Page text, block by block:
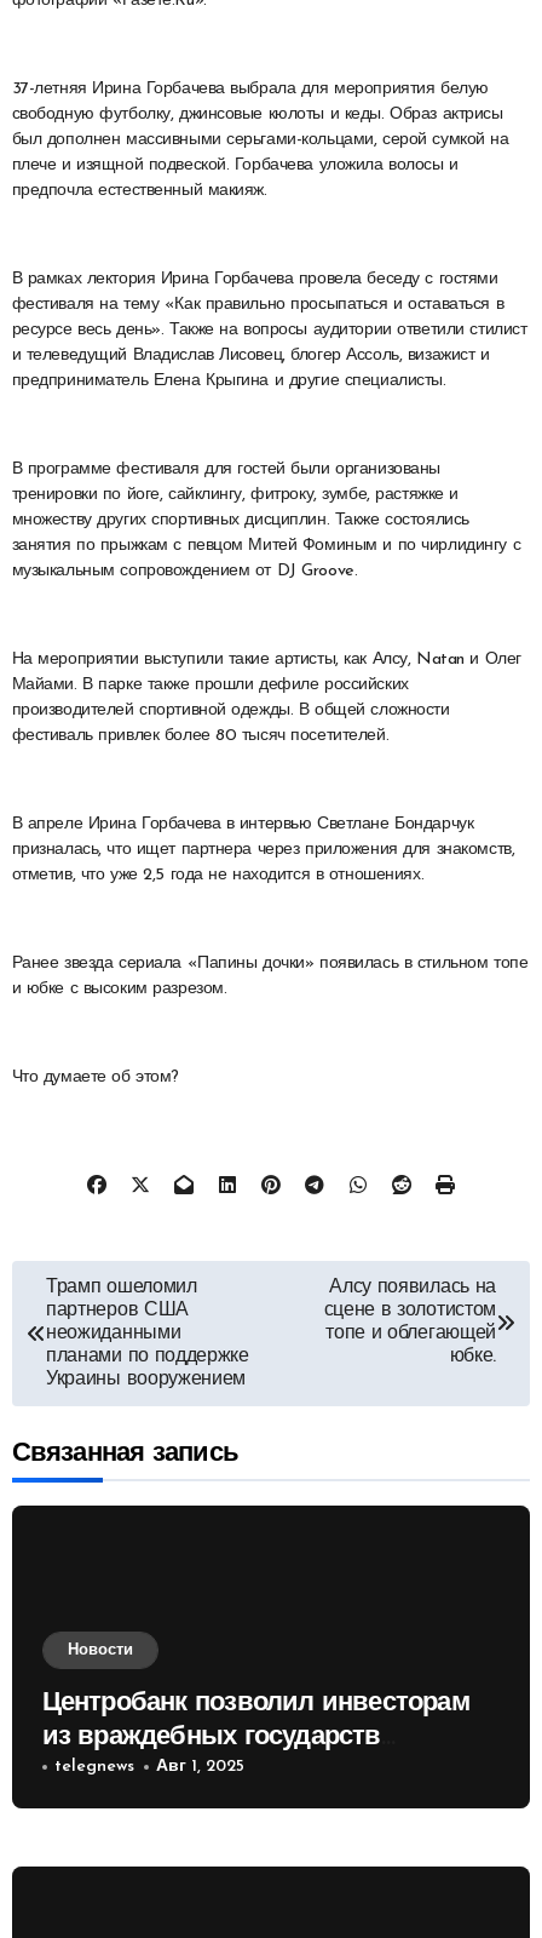
37-летняя Ирина Горбачева выбрала для мероприятия белую
свободную футболку, джинсовые кюлоты и кеды. Образ актрисы
был дополнен массивными серьгами-кольцами, серой сумкой на
плече и изящной подвеской. Горбачева уложила волосы и
предпочла естественный макияж.
В рамках лектория Ирина Горбачева провела беседу с гостями
фестиваля на тему «Как правильно просыпаться и оставаться в
ресурсе весь день». Также на вопросы аудитории ответили стилист
и телеведущий Владислав Лисовец, блогер Ассоль, визажист и
предприниматель Елена Крыгина и другие специалисты.
В программе фестиваля для гостей были организованы
тренировки по йоге, сайклингу, фитроку, зумбе, растяжке и
множеству других спортивных дисциплин. Также состоялись
занятия по прыжкам с певцом Митей Фоминым и по чирлидингу с
музыкальным сопровождением от DJ Groove.
На мероприятии выступили такие артисты, как Алсу, Natan и Олег
Майами. В парке также прошли дефиле российских
производителей спортивной одежды. В общей сложности
фестиваль привлек более 80 тысяч посетителей.
В апреле Ирина Горбачева в интервью Светлане Бондарчук
призналась, что ищет партнера через приложения для знакомств,
отметив, что уже 2,5 года не находится в отношениях.
Ранее звезда сериала «Папины дочки» появилась в стильном топе
и юбке с высоким разрезом.
Что думаете об этом?
Навигация
по
записям
Трамп ошеломил
партнеров США
неожиданными
планами по поддержке
Украины вооружением
Алсу появилась на
сцене в золотистом
топе и облегающей
юбке.
Связанная запись
Новости
Центробанк позволил инвесторам
из враждебных государств
приобретать валюту
telegnews Авг 1, 2025